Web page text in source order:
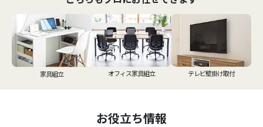
家具組立 オフィス家具組立 テレビ壁掛け取付
お役立ち情報